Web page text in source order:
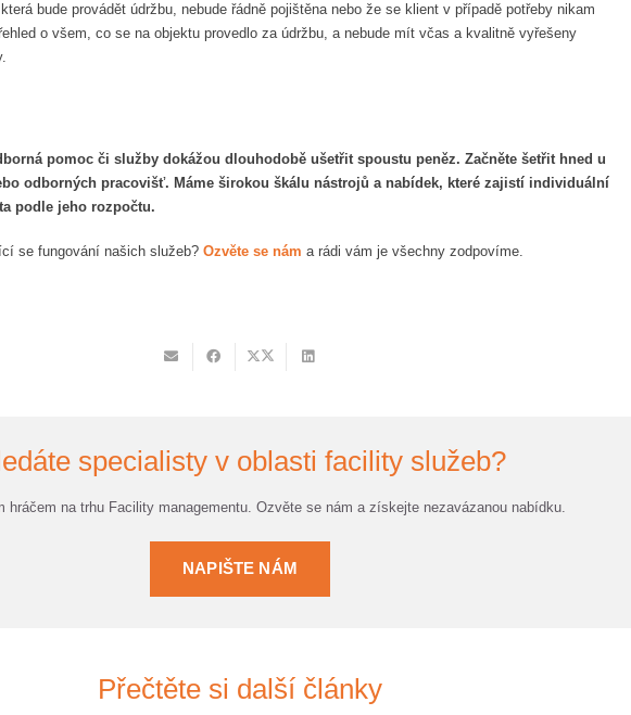
bude provádět údržbu, nebude řádně pojištěna nebo že se klient v případě potřeby nikam
o všem, co se na objektu provedlo za údržbu, a nebude mít včas a kvalitně vyřešeny
pomoc či služby dokážou dlouhodobě ušetřit spoustu peněz. Začněte šetřit hned u
odborných pracovišť. Máme širokou škálu nástrojů a nabídek, které zajistí individuální
podle jeho rozpočtu.
se fungování našich služeb? Ozvěte se nám a rádi vám je všechny zodpovíme.
specialisty v oblasti facility služeb?
hráčem na trhu Facility managementu. Ozvěte se nám a získejte nezavázanou nabídku.
NAPIŠTE NÁM
Přečtěte si další články